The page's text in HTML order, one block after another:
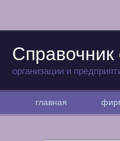
Справочник
организации и
главная